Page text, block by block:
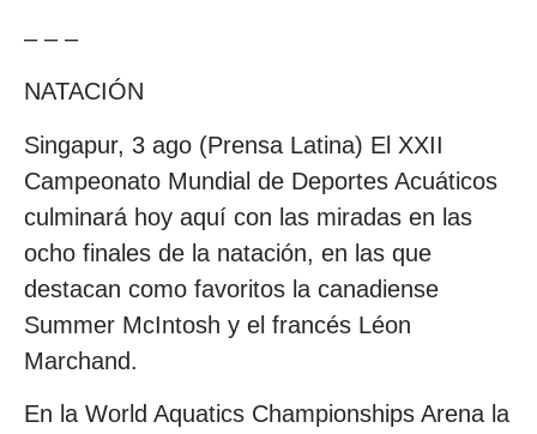
– – –
NATACIÓN
Singapur, 3 ago (Prensa Latina) El XXII
Campeonato Mundial de Deportes Acuáticos
culminará hoy aquí con las miradas en las
ocho finales de la natación, en las que
destacan como favoritos la canadiense
Summer McIntosh y el francés Léon
Marchand.
En la World Aquatics Championships Arena la